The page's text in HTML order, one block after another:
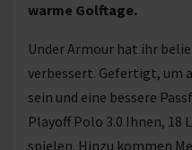
warme Golftage.
Under Armour hat ihr
verbessert. Gefertigt, um
sein und eine bessere
Playoff Polo 3.0 Ihnen,
spielen. Hinzu kommen